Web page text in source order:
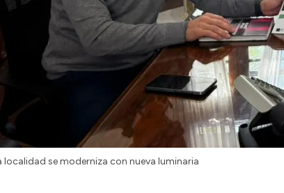
localidad se moderniza con nueva luminaria